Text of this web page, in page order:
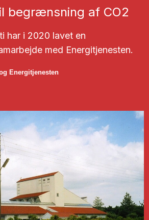
begrænsning af CO2
har i 2020 lavet en
med Energitjenesten.
Energitjenesten